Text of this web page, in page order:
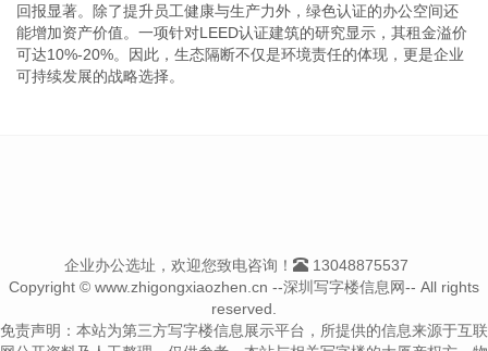
回报显著。除了提升员工健康与生产力外，绿色认证的办公空间还
能增加资产价值。一项针对LEED认证建筑的研究显示，其租金溢价
可达10%-20%。因此，生态隔断不仅是环境责任的体现，更是企业
可持续发展的战略选择。
企业办公选址，欢迎您致电咨询！
13048875537
Copyright © www.zhigongxiaozhen.cn --深圳写字楼信息网-- All rights
reserved.
免责声明：本站为第三方写字楼信息展示平台，所提供的信息来源于互联